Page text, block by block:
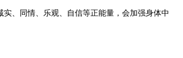
、同情、乐观、自信等正能量，会加强身体中